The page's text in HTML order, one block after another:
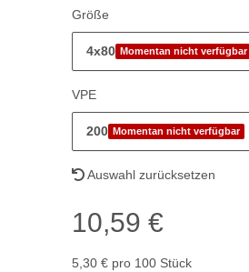
Größe
4x80 Momentan nicht verfügbar
VPE
200 Momentan nicht verfügbar
Auswahl zurücksetzen
10,59 €
5,30 € pro 100 Stück